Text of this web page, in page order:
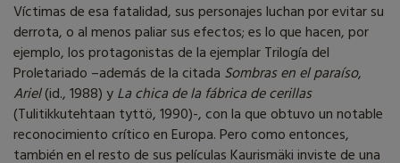
Víctimas de esa fatalidad, sus personajes luchan por evitar su
derrota, o al menos paliar sus efectos; es lo que hacen, por
ejemplo, los protagonistas de la ejemplar Trilogía del
Proletariado –además de la citada Sombras en el paraíso,
Ariel(id., 1988) yLa chica de la fábrica de cerillas
(Tulitikkutehtaan tyttö, 1990)-, con la que obtuvo un notable
reconocimiento crítico en Europa. Pero como entonces,
también en el resto de sus películas Kaurismäki inviste de una